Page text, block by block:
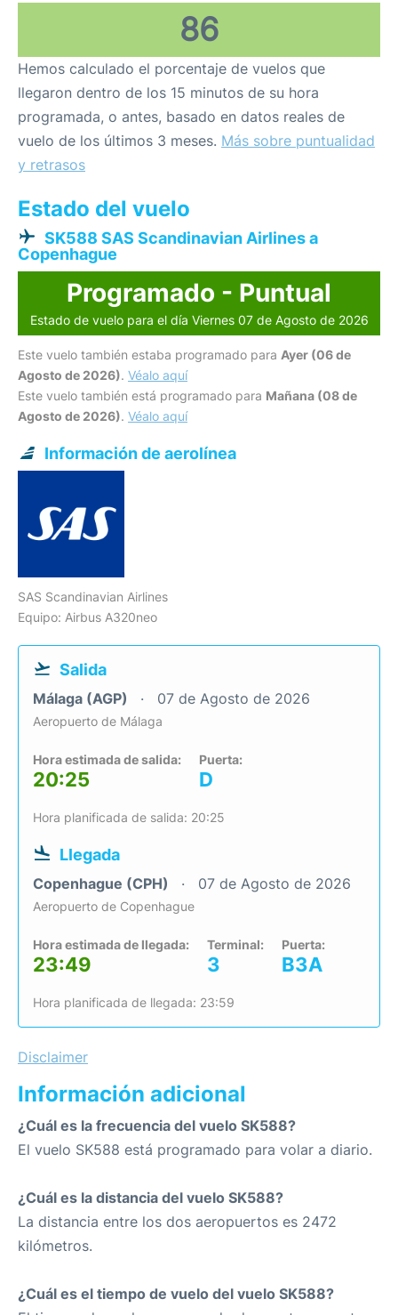
86
Hemos calculado el porcentaje de vuelos que
llegaron dentro de los 15 minutos de su hora
programada, o antes, basado en datos reales de
vuelo de los últimos 3 meses. Más sobre puntualidad
y retrasos
Estado del vuelo
SK588 SAS Scandinavian Airlines a
Copenhague
Programado - Puntual
Estado de vuelo para el día Viernes 07 de Agosto de 2026
Este vuelo también estaba programado para Ayer (06 de
Agosto de 2026). Véalo aquí
Este vuelo también está programado para Mañana (08 de
Agosto de 2026). Véalo aquí
Información de aerolínea
SAS Scandinavian Airlines
Equipo: Airbus A320neo
Salida
Málaga (AGP) 07 de Agosto de 2026
Aeropuerto de Málaga
Hora estimada de salida:
20:25
Puerta:
D
Hora planificada de salida: 20:25
Llegada
Copenhague (CPH) 07 de Agosto de 2026
Aeropuerto de Copenhague
Hora estimada de llegada:
23:49
Terminal:
3
Puerta:
B3A
Hora planificada de llegada: 23:59
Disclaimer
Información adicional
¿Cuál es la frecuencia del vuelo SK588?
El vuelo SK588 está programado para volar a diario.
¿Cuál es la distancia del vuelo SK588?
La distancia entre los dos aeropuertos es 2472
kilómetros.
¿Cuál es el tiempo de vuelo del vuelo SK588?